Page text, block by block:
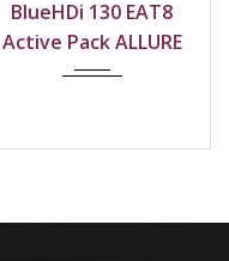
2.0Hdi GT Line
Edition